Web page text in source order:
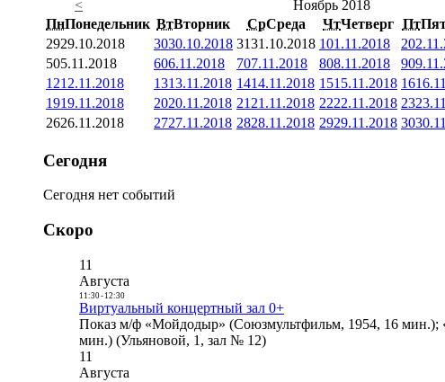
<
Ноябрь 2018
ПнПонедельник ВтВторник СрСреда ЧтЧетверг Пт
2929.10.2018 3030.10.2018 3131.10.2018 101.11.2018 2
505.11.2018 606.11.2018 707.11.2018 808.11.2018 9
1212.11.2018 1313.11.2018 1414.11.2018 1515.11.2018 16
1919.11.2018 2020.11.2018 21 21.11.2018 2222.11.2018 23
2626.11.2018 2727.11.2018 2828.11.2018 2929.11.2018 30
Сегодня
Сегодня нет событий
Скоро
11
Августа
11:30- 12:30
Виртуальный концертный зал 0+
Показ м/ф «Мойдодыр» (Союзмультфильм, 1954, 16 мин.);
мин.) (Ульяновой, 1, зал № 12)
11
Августа